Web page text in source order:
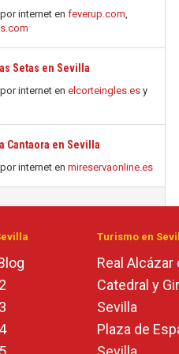
internet en feverup.com,
Setas en Sevilla
internet en elcorteingles.es y
Cantaora en Sevilla
internet en mireservaonline.es
Turismo en
Real Alcázar
Catedral y
Sevilla
Plaza de